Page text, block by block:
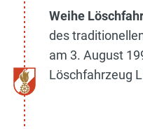
Weihe
des
am 3. August
Löschfahrzeug